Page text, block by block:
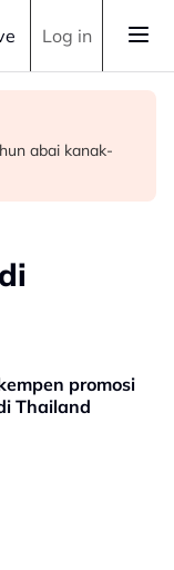
Log in
selepas bayar
Hamzah
abai kanak-
promosi
Thailand